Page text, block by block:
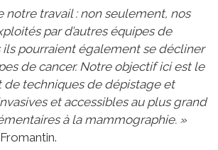
notre travail : non seulement, nos
par d’autres équipes de
ils pourraient également se décliner
de cancer. Notre objectif ici est le
techniques de dépistage et
et accessibles au plus grand
à la mammographie. »